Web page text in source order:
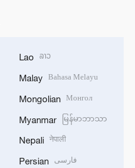
Lao ລາວ
Malay Bahasa Melayu
Mongolian Монгол
Myanmar မြန်မာဘာသာ
Nepali नेपाली
Persian فارسی